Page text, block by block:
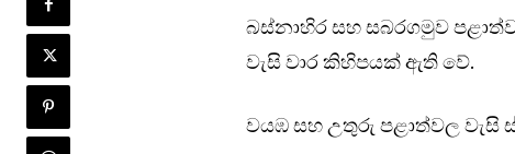
බස්නාහිර සහ සබරගමුව
වැසි වාර කිහිපයක් ඇති වේ.
වයඹ සහ උතුරු පළාත්වල වැසි